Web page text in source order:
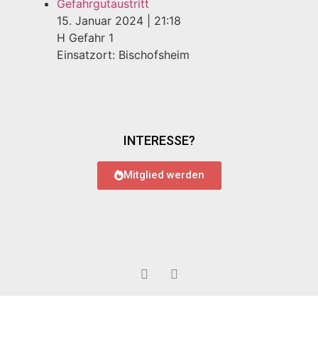
Gefahrgutaustritt
15. Januar 2024
21:18
H Gefahr 1
Einsatzort: Bischofsheim
INTERESSE?
Mitglied werden